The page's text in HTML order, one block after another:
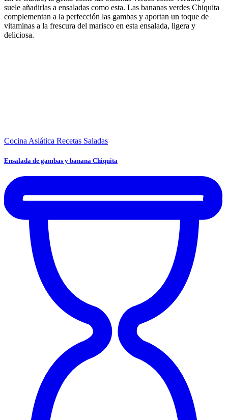
suele añadirlas a ensaladas como esta. Las bananas verdes Chiquita
complementan a la perfección las gambas y aportan un toque de
vitaminas a la frescura del marisco en esta ensalada, ligera y
deliciosa.
Cocina Asiática Recetas Saladas
Ensalada de gambas y banana Chiquita